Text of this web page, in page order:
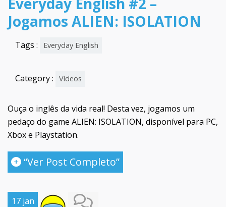
Jogamos ALIEN: ISOLATION
Tags : Everyday English
Category : Vídeos
Ouça o inglês da vida real! Desta vez, jogamos um
pedaço do game ALIEN: ISOLATION, disponível para PC,
Xbox e Playstation.
“Ver Post Completo”
17 jan